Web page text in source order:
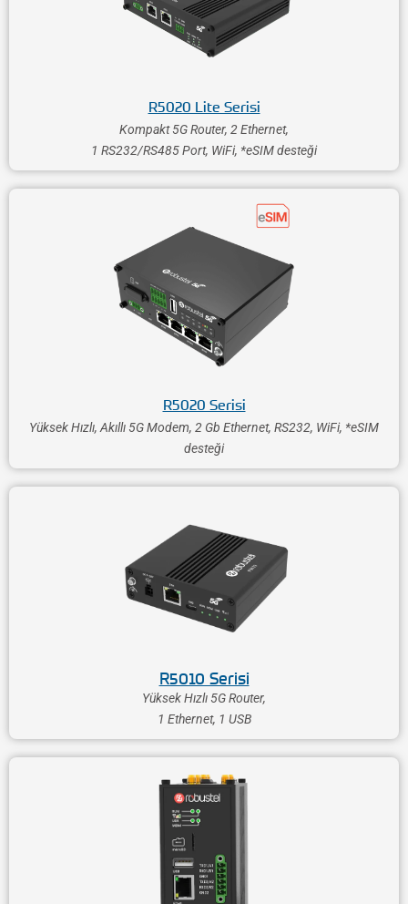
R5020 Lite Serisi
Kompakt 5G Router, 2 Ethernet,
1 RS232/RS485 Port, WiFi, *eSIM desteği
R5020 Serisi
Yüksek Hızlı, Akıllı 5G Modem, 2 Gb Ethernet, RS232, WiFi, *eSIM
desteği
R5010 Serisi
Yüksek Hızlı 5G Router,
1 Ethernet, 1 USB